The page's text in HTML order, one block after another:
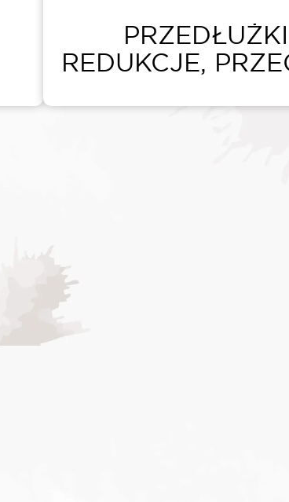
REDUKCJE,